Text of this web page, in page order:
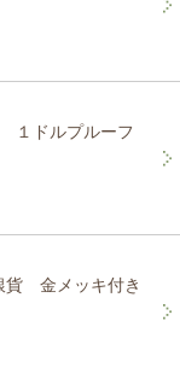
１ドルプルーフ
貨 金メッキ付き